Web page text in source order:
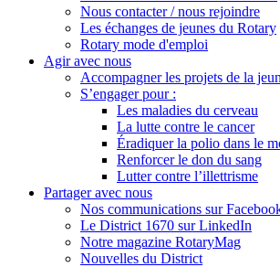
Nous contacter / nous rejoindre
Les échanges de jeunes du Rotary
Rotary mode d'emploi
Agir avec nous
Accompagner les projets de la
S’engager pour :
Les maladies du cerveau
La lutte contre le cancer
Éradiquer la polio dans le
Renforcer le don du sang
Lutter contre l’illettrisme
Partager avec nous
Nos communications sur
Le District 1670 sur LinkedIn
Notre magazine RotaryMag
Nouvelles du District